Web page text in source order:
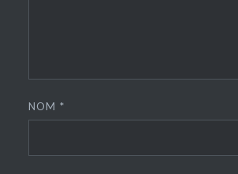
NOM*